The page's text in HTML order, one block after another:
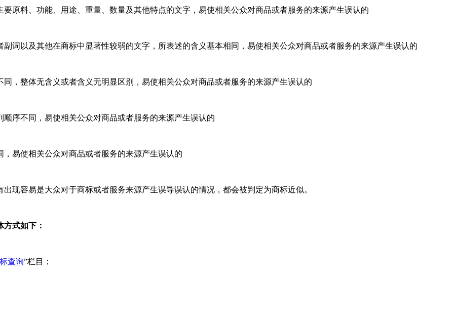
料、功能、用途、重量、数量及其他特点的文字，易使相关公众对商品或者服务的来源产生误认的
以及其他在商标中显著性较弱的文字，所表述的含义基本相同，易使相关公众对商品或者服务的来源产生误认的
整体无含义或者含义无明显区别，易使相关公众对商品或者服务的来源产生误认的
顺序不同，易使相关公众对商品或者服务的来源产生误认的
使相关公众对商品或者服务的来源产生误认的
容易是大众对于商标或者服务来源产生误导误认的情况，都会被判定为商标近似。
式如下：
查询”栏目；